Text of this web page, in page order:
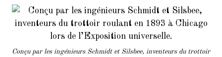
Conçu par les ingénieurs Schmidt et Silsbee, inventeurs du trottoir